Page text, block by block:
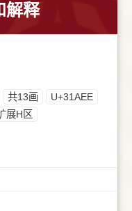
解释
共13画
U+31AEE
展H区